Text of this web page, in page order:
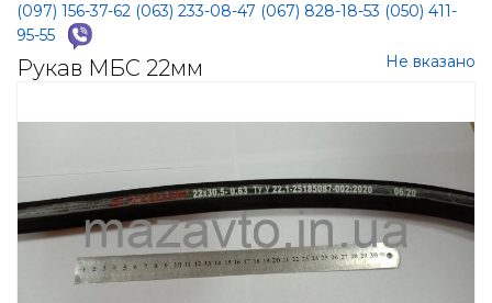
(097) 156-37-62 (063) 233-08-47 (067) 828-18-53 (050) 411-
95-55
Рукав МБС 22мм Не вказано